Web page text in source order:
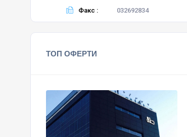
Факс : 032692834
ТОП ОФЕРТИ